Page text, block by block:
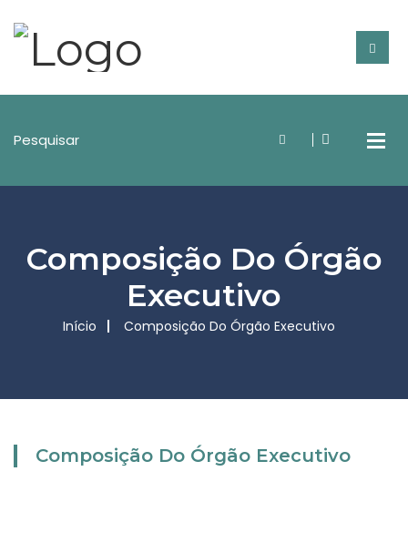
Composição Do Órgão
Executivo
Início Composição Do Órgão Executivo
Composição Do Órgão Executivo